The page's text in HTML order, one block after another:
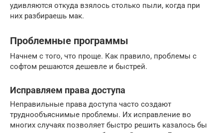
удивляются откуда взялось столько пыли, когда при
них разбираешь мак.
Проблемные программы
Начнем с того, что проще. Как правило, проблемы с
софтом решаются дешевле и быстрей.
Исправляем права доступа
Неправильные права доступа часто создают
труднообъяснимые проблемы. Их исправление во
многих случаях позволяет быстро решить казалось бы